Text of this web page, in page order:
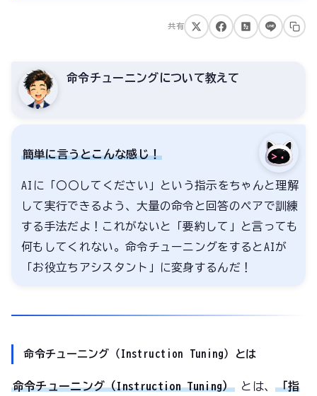
共有
命令チューニングについて教えて
簡単に言うとこんな感じ！
AIに「〇〇してください」という指示をちゃんと理解
して実行できるよう、大量の命令と回答のペアで訓練
する手法だよ！これがないと「要約して」と言っても
何もしてくれない。命令チューニングをするとAIが
「お役立ちアシスタント」に変身するんだ！
命令チューニング（Instruction Tuning）とは
命令チューニング（Instruction Tuning） とは、「指